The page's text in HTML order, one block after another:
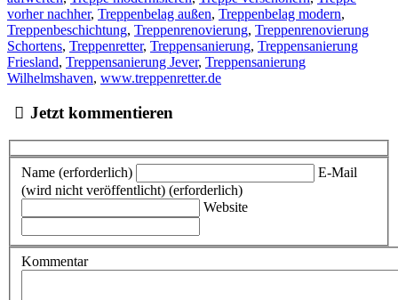
vorher nachher, Treppenbelag außen, Treppenbelag modern,
Treppenbeschichtung, Treppenrenovierung, Treppenrenovierung
Schortens, Treppenretter, Treppensanierung, Treppensanierung
Friesland, Treppensanierung Jever, Treppensanierung
Wilhelmshaven, www.treppenretter.de
Jetzt kommentieren
Name (erforderlich)
E-Mail
(wird nicht veröffentlicht) (erforderlich)
Website
Kommentar